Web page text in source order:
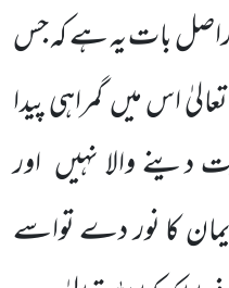
بات یہ ہے کہ جس
تعالیٰ اس میںگمراہی پیدا
دینے والانہیں اور
کا نور دے تواسے